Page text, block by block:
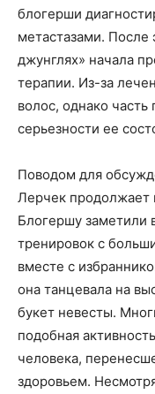
блогерши
метастазами. После
джунглях» начала
терапии. Из-за
волос, однако
серьезности ее
Поводом для
Лерчек продолжает
Блогершу заметили
тренировок с
вместе с
она танцевала на
букет невесты.
подобная
человека,
здоровьем.